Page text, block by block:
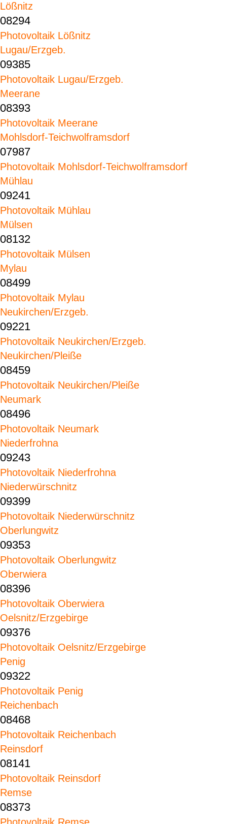
Lößnitz
08294
Photovoltaik Lößnitz
Lugau/Erzgeb.
09385
Photovoltaik Lugau/Erzgeb.
Meerane
08393
Photovoltaik Meerane
Mohlsdorf-Teichwolframsdorf
07987
Photovoltaik Mohlsdorf-Teichwolframsdorf
Mühlau
09241
Photovoltaik Mühlau
Mülsen
08132
Photovoltaik Mülsen
Mylau
08499
Photovoltaik Mylau
Neukirchen/Erzgeb.
09221
Photovoltaik Neukirchen/Erzgeb.
Neukirchen/Pleiße
08459
Photovoltaik Neukirchen/Pleiße
Neumark
08496
Photovoltaik Neumark
Niederfrohna
09243
Photovoltaik Niederfrohna
Niederwürschnitz
09399
Photovoltaik Niederwürschnitz
Oberlungwitz
09353
Photovoltaik Oberlungwitz
Oberwiera
08396
Photovoltaik Oberwiera
Oelsnitz/Erzgebirge
09376
Photovoltaik Oelsnitz/Erzgebirge
Penig
09322
Photovoltaik Penig
Reichenbach
08468
Photovoltaik Reichenbach
Reinsdorf
08141
Photovoltaik Reinsdorf
Remse
08373